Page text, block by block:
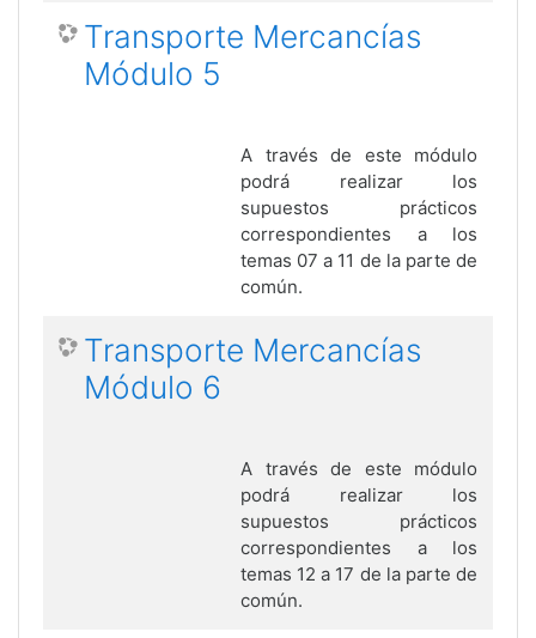
Transporte Mercancías
Módulo 5
A través de este módulo
podrá realizar los
supuestos prácticos
correspondientes a los
temas 07 a 11 de la parte de
común.
Transporte Mercancías
Módulo 6
A través de este módulo
podrá realizar los
supuestos prácticos
correspondientes a los
temas 12 a 17 de la parte de
común.